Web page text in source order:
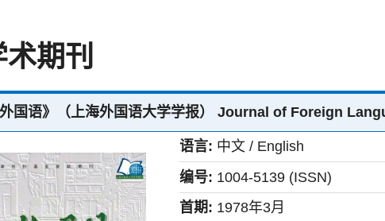
术期刊
国语》（上海外国语大学学报） Journal of Foreign
语言: 中文 / English
编号: 1004-5139 (ISSN)
首期: 1978年3月